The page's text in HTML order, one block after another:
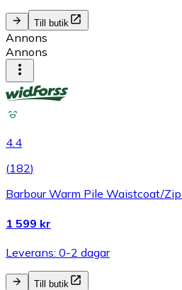
Till butik
Annons
Annons
4.4
(182)
Barbour Warm Pile Waistcoat/
1 599 kr
Leverans: 0-2 dagar
Till butik